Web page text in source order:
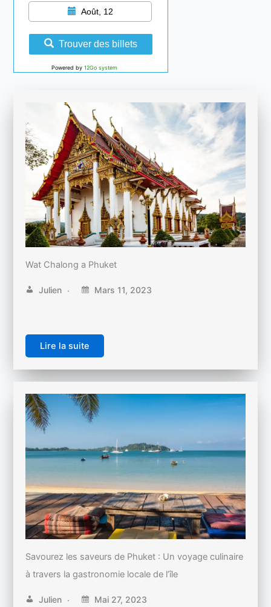
Août, 12
Trouver des billets
Powered by12Go system
Wat Chalong a Phuket
Julien Mars 11, 2023
Lire la suite
Savourez les saveurs de Phuket : Un voyage culinaire
à travers la gastronomie locale de l’île
Julien Mai 27, 2023